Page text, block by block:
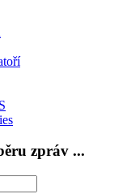
zpráv ...